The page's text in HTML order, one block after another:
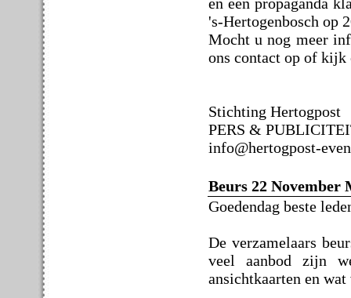
's-Hertogenbosch op
Mocht u nog meer
ons contact op of kijk
Stichting Hertogpost
PERS &
info@hertogpost-
Beurs 22 November
Goedendag beste
De verzamelaars
veel aanbod zijn
ansichtkaarten en